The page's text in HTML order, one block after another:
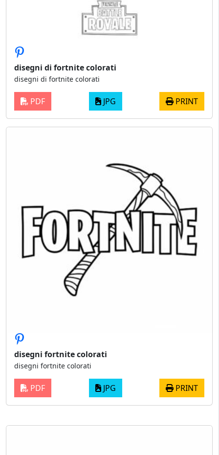
disegni di fortnite colorati
disegni di fortnite colorati
PDF JPG PRINT
disegni fortnite colorati
disegni fortnite colorati
PDF JPG PRINT